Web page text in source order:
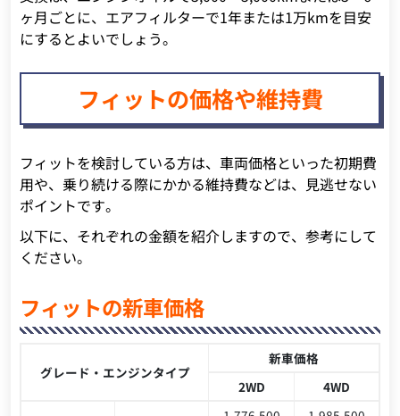
ヶ月ごとに、エアフィルターで1年または1万kmを目安
にするとよいでしょう。
フィットの価格や維持費
フィットを検討している方は、車両価格といった初期費
用や、乗り続ける際にかかる維持費などは、見逃せない
ポイントです。
以下に、それぞれの金額を紹介しますので、参考にして
ください。
フィットの新車価格
グレード・エンジンタイプ
新車価格
2WD
4WD